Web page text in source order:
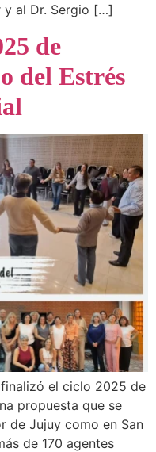
y al Dr. Sergio […]
de
del Estrés
el ciclo 2025 de
propuesta que se
de Jujuy como en San
de 170 agentes